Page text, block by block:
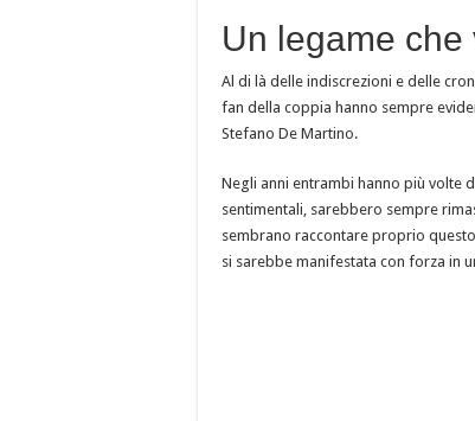
Un legame
Al di là delle indiscrezioni e delle
fan della coppia hanno sempre
Stefano De Martino.
Negli anni entrambi hanno più volte
sentimentali, sarebbero sempre
sembrano raccontare proprio
si sarebbe manifestata con forza in